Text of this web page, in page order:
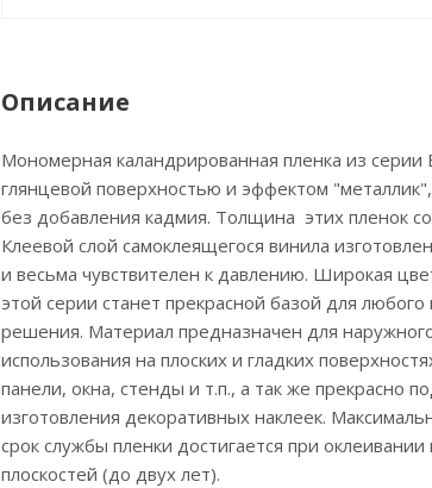
Описание
Мономерная каландрированная пленка из серии
глянцевой поверхностью и эффектом
без добавления кадмия. Толщина этих пленок
Клеевой слой самоклеящегося винила
и весьма чувствителен к давлению. Широкая
этой серии станет прекрасной базой для любого
решения. Материал предназначен для
использования на плоских и гладких
панели, окна, стенды и т.п., а так же прекрасно
изготовления декоративных наклеек.
срок службы пленки достигается при
плоскостей (до двух лет).